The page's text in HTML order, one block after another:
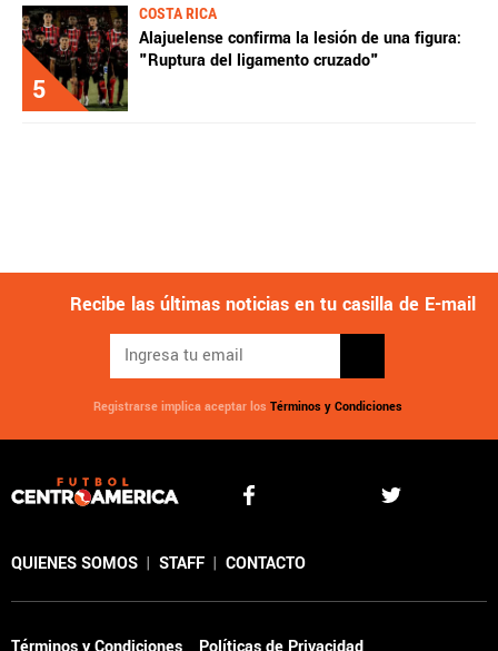
5
COSTA RICA
Alajuelense confirma la lesión de una figura:
"Ruptura del ligamento cruzado"
Recibe las últimas noticias en tu casilla de E-mail
Registrarse implica aceptar los Términos y Condiciones
QUIENES SOMOS | STAFF | CONTACTO